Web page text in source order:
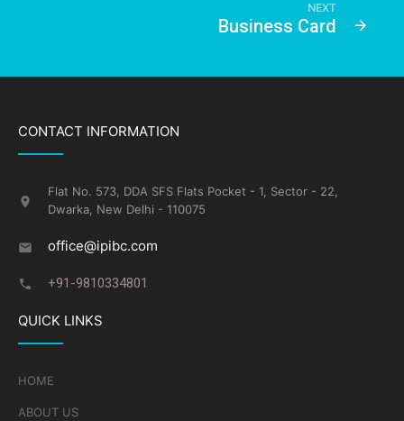
Business Card
NEXT
CONTACT INFORMATION
Flat No. 573, DDA SFS Flats Pocket - 1, Sector - 22,
Dwarka, New Delhi - 110075
office@ipibc.com
+91-9810334801
QUICK LINKS
HOME
ABOUT US